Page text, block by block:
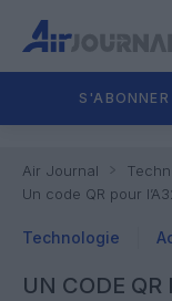
S'ABONNER
Air Journal
Un code QR pour
Technologie
UN CODE QR